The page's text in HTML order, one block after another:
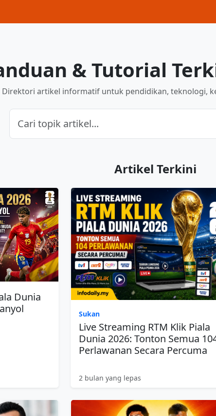
& Tutorial
Direktori artikel informatif untuk pendidikan, teknologi,
Artikel Terkini
Dunia
Sukan
Live Streaming RTM Klik Piala
Dunia 2026: Tonton Semua
Perlawanan Secara Percuma
2 bulan yang lepas